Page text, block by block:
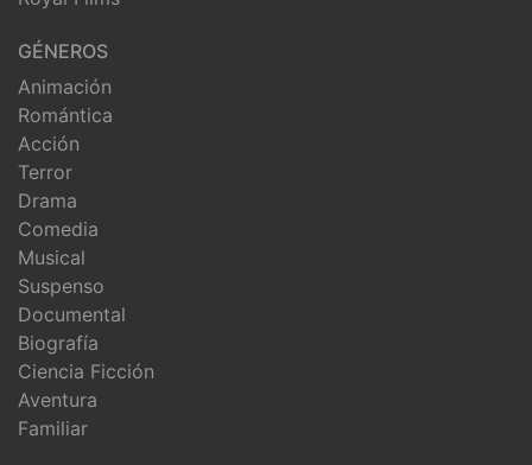
GÉNEROS
Animación
Romántica
Acción
Terror
Drama
Comedia
Musical
Suspenso
Documental
Biografía
Ciencia Ficción
Aventura
Familiar